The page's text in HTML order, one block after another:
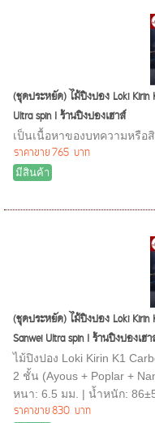
(ชุดประหยัด) ไม้ปิงปอง Loki Kirin
Ultra spin I ร้านปิงปองเฮาส์
เป็นเนื้อหาของบทความหรือ
ราคาขาย765 บาท
มีสินค้า
(ชุดประหยัด) ไม้ปิงปอง Loki Kirin
Sanwei Ultra spin I ร้านปิงปองเฮ
ไม้ปิงปอง Loki Kirin K1
2 ชั้น (Ayous + Poplar +
หนา: 6.5 มม. | น้ำหนัก:
ราคาขาย830 บาท